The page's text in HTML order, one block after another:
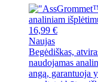
16,99 €
Naujas
Begėdiškas,
naudojamas
angą, garantuoja